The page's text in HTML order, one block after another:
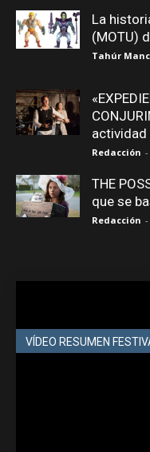
La
(MOTU)
Tahúr
actividad
Redacción -
THE
que se
Redacción -
VÍDEO RESUMEN